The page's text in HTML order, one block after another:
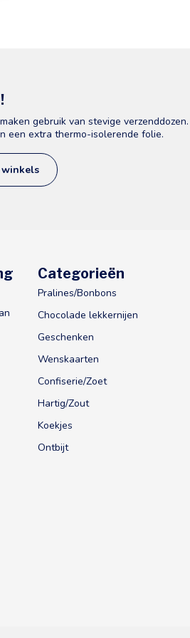
gebruik van stevige
een extra thermo-isolerende folie.
winkels
Categorieën
Pralines/Bonbons
Chocolade lekkernijen
Geschenken
Wenskaarten
Confiserie/Zoet
Hartig/Zout
Koekjes
Ontbijt